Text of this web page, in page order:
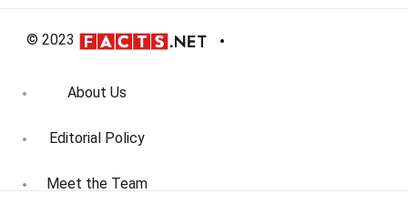
© 2023
About Us
Editorial Policy
Meet the Team